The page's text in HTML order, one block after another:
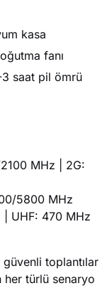
kasa
fanı
saat pil ömrü
MHz | 2G:
5800 MHz
| UHF: 470 MHz
toplantılar
türlü senaryo